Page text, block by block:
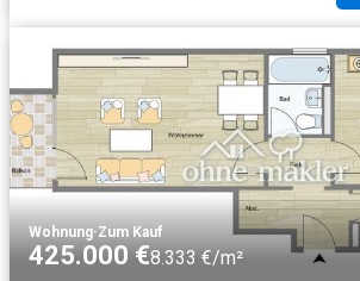
Wohnung·Zum Kauf
425.000 €8.333 €/m²